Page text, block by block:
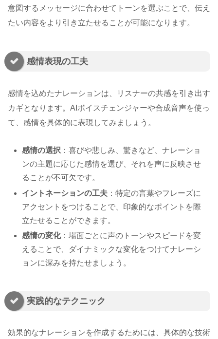
意図するメッセージに合わせてトーンを選ぶことで、伝え
たい内容をより引き立たせることが可能になります。
感情表現の工夫
感情を込めたナレーションは、リスナーの共感を引き出す
カギとなります。AIボイスチェンジャーや合成音声を使っ
て、感情を具体的に表現してみましょう。
感情の選択 ：喜びや悲しみ、驚きなど、ナレーショ
ンの主題に応じた感情を選び、それを声に反映させ
ることが不可欠です。
イントネーションの工夫 ：特定の言葉やフレーズに
アクセントをつけることで、印象的なポイントを際
立たせることができます。
感情の変化：場面ごとに声のトーンやスピードを変
えることで、ダイナミックな変化をつけてナレーシ
ョンに深みを持たせましょう。
実践的なテクニック
効果的なナレーションを作成するためには、具体的な技術